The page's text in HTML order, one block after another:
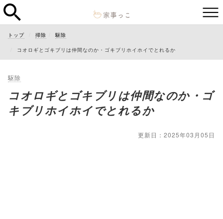
トップ 掃除 駆除
コオロギとゴキブリは仲間なのか・ゴキブリホイホイでとれるか
駆除
コオロギとゴキブリは仲間なのか・ゴ
キブリホイホイでとれるか
更新日：2025年03月05日